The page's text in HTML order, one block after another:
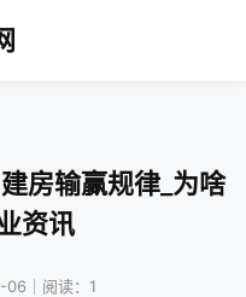
房输赢规律_为啥
资讯
｜阅读：1